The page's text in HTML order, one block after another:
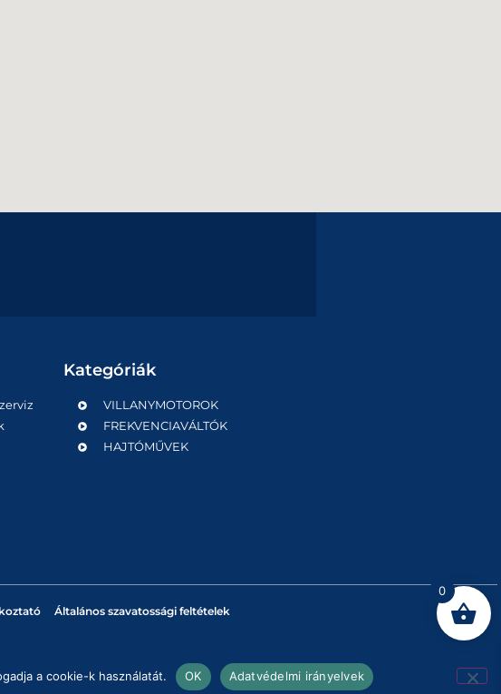
Kategóriák
VILLANYMOTOROK
FREKVENCIAVÁLTÓK
HAJTÓMŰVEK
Általános szavatossági feltételek
0
a cookie-k használatát. OK Adatvédelmi irányelvek